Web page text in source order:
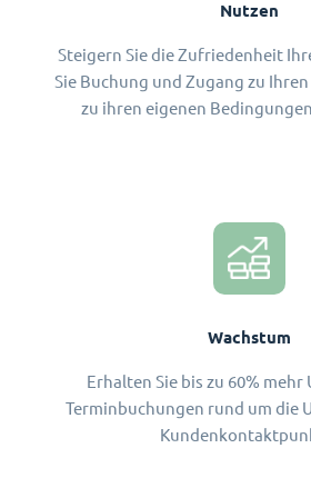
Nutzen
Steigern Sie die Zufriedenheit
Sie Buchung und Zugang zu
zu ihren eigenen
Wachstum
Erhalten Sie bis zu 60% mehr
Terminbuchungen rund um die